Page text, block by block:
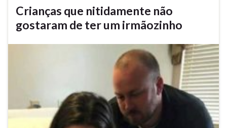
Crianças que nitidamente não
gostaram de ter um irmãozinho